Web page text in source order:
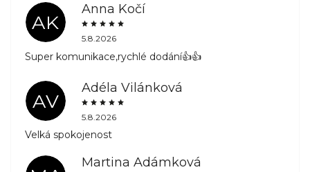
AK
Anna Kočí
5.8.2026
Super komunikace,rychlé dodání👍👍
AV
Adéla Vilánková
5.8.2026
Velká spokojenost
Martina Adámková